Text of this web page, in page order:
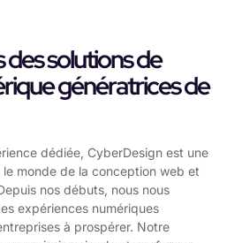
solutions de
génératrices de
dédiée, CyberDesign est une
monde de la conception web et
nos débuts, nous nous
expériences numériques
à prospérer. Notre